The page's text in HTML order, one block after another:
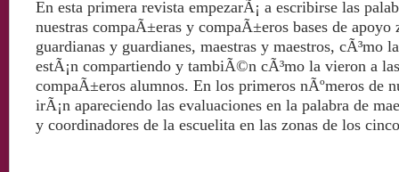
En esta primera revista empezarÃ¡ a escribirse las
nuestras compaÃ±eras y compaÃ±eros bases de
guardianas y guardianes, maestras y maestros, cÃ³mo
estÃ¡n compartiendo y tambiÃ©n cÃ³mo la vieron a
compaÃ±eros alumnos. En los primeros nÃºmeros de
irÃ¡n apareciendo las evaluaciones en la palabra de
y coordinadores de la escuelita en las zonas de los